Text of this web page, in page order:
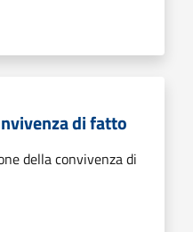
di fatto
della convivenza di